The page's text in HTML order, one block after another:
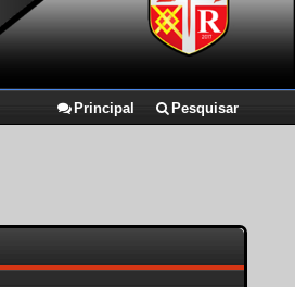
Principal Pesquisar